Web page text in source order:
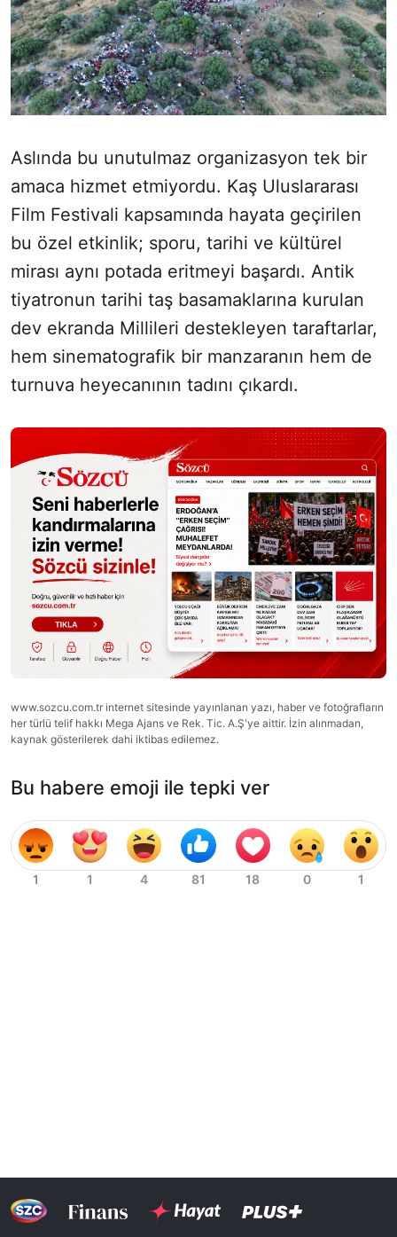
Aslında bu unutulmaz organizasyon tek bir
amaca hizmet etmiyordu. Kaş Uluslararası
Film Festivali kapsamında hayata geçirilen
bu özel etkinlik; sporu, tarihi ve kültürel
mirası aynı potada eritmeyi başardı. Antik
tiyatronun tarihi taş basamaklarına kurulan
dev ekranda Millileri destekleyen taraftarlar,
hem sinematografik bir manzaranın hem de
turnuva heyecanının tadını çıkardı.
www.sozcu.com.tr internet sitesinde yayınlanan yazı, haber ve fotoğrafların
her türlü telif hakkı Mega Ajans ve Rek. Tic. A.Ş'ye aittir. İzin alınmadan,
kaynak gösterilerek dahi iktibas edilemez.
Bu habere emoji ile tepki ver